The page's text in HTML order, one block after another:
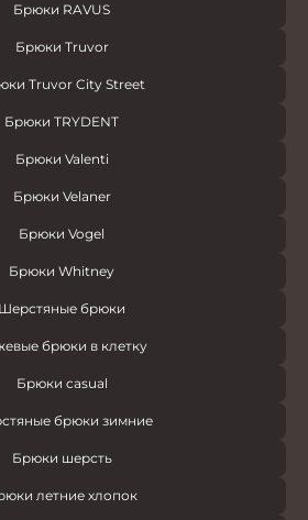
Брюки RAVUS
Брюки Truvor
Truvor City Street
Брюки TRYDENT
Брюки Valenti
Брюки Velaner
Брюки Vogel
Брюки Whitney
Шерстяные брюки
брюки в клетку
Брюки casual
брюки зимние
Брюки шерсть
летние хлопок